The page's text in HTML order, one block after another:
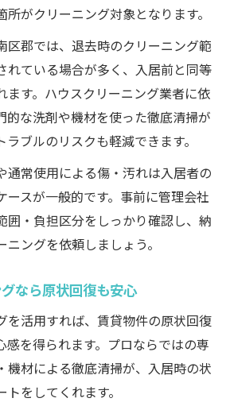
がクリーニング対象となります。
区郡では、退去時のクリーニング範
れている場合が多く、入居前と同等
ます。ハウスクリーニング業者に依
的な洗剤や機材を使った徹底清掃が
ブルのリスクも軽減できます。
通常使用による傷・汚れは入居者の
ースが一般的です。事前に管理会社
囲・負担区分をしっかり確認し、納
ングを依頼しましょう。
なら原状回復も安心
を活用すれば、賃貸物件の原状回復
感を得られます。プロならではの専
機材による徹底清掃が、入居時の状
をしてくれます。